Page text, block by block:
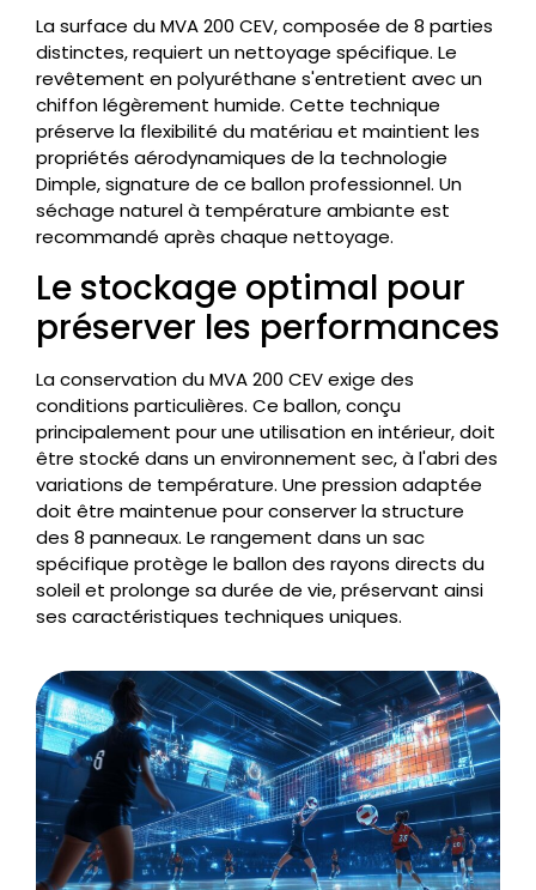
La surface du MVA 200 CEV, composée de 8 parties
distinctes, requiert un nettoyage spécifique. Le
revêtement en polyuréthane s'entretient avec un
chiffon légèrement humide. Cette technique
préserve la flexibilité du matériau et maintient les
propriétés aérodynamiques de la technologie
Dimple, signature de ce ballon professionnel. Un
séchage naturel à température ambiante est
recommandé après chaque nettoyage.
Le stockage optimal pour
préserver les performances
La conservation du MVA 200 CEV exige des
conditions particulières. Ce ballon, conçu
principalement pour une utilisation en intérieur, doit
être stocké dans un environnement sec, à l'abri des
variations de température. Une pression adaptée
doit être maintenue pour conserver la structure
des 8 panneaux. Le rangement dans un sac
spécifique protège le ballon des rayons directs du
soleil et prolonge sa durée de vie, préservant ainsi
ses caractéristiques techniques uniques.